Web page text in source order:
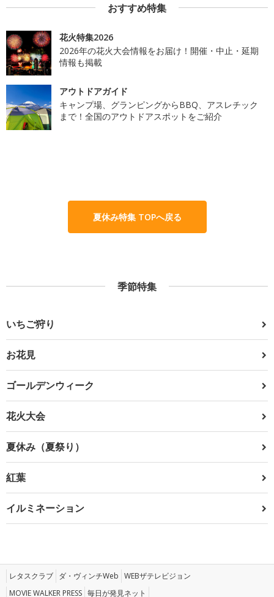
おすすめ特集
花火特集2026
2026年の花火大会情報をお届け！開催・中止・延期
情報も掲載
アウトドアガイド
キャンプ場、グランピングからBBQ、アスレチック
まで！全国のアウトドアスポットをご紹介
夏休み特集 TOPへ戻る
季節特集
いちご狩り
お花見
ゴールデンウィーク
花火大会
夏休み（夏祭り）
紅葉
イルミネーション
レタスクラブ ダ・ヴィンチWeb WEBザテレビジョン
MOVIE WALKER PRESS 毎日が発見ネット